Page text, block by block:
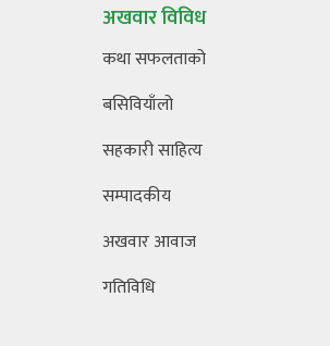
अखवार विविध
कथा सफलताको
बसिवियाँलो
सहकारी साहित्य
सम्पादकीय
अखवार आवाज
गतिविधि